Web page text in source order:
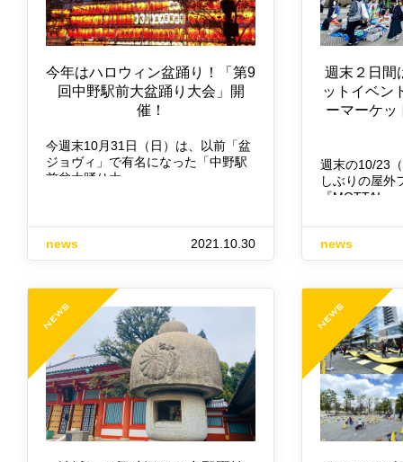
今年はハロウィン盆踊り！「第9
回中野駅前大盆踊り大会」開
催！
今週末10月31日（日）は、以前「盆
ジョヴィ」で有名になった「中野駅
前盆大踊り大…
news 2021.10.30
週末２日間
ットイベン
ーマーケッ
週末の10/23
しぶりの屋外
『MOTTAI…
news